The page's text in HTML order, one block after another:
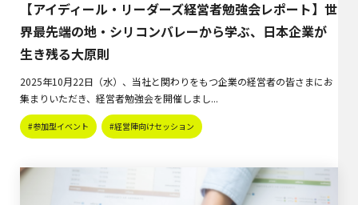
【アイディール・リーダーズ経営者勉強会レポート】世
界最先端の地・シリコンバレーから学ぶ、日本企業が
生き残る大原則
2025年10月22日（水）、当社と関わりをもつ企業の経営者の皆さまにお
集まりいただき、経営者勉強会を開催しまし...
#参加型イベント #経営陣向けセッション